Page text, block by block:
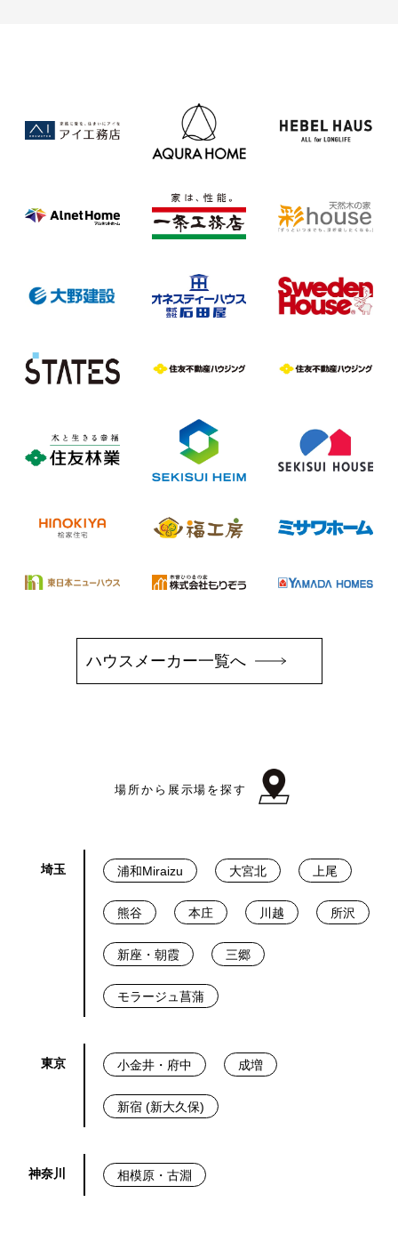
ハウスメーカー一覧へ
場所から展示場を探す
埼玉 浦和Miraizu 大宮北 上尾
熊谷 本庄 川越 所沢
新座・朝霞 三郷
モラージュ菖蒲
東京 小金井・府中 成増
新宿 (新大久保)
神奈川 相模原・古淵